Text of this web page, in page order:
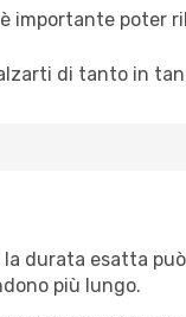
è importante poter
di tanto in
durata esatta
più lungo.